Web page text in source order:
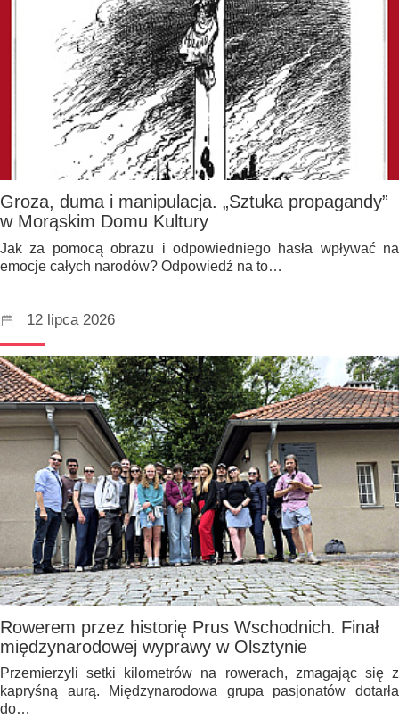
Groza, duma i manipulacja. „Sztuka propagandy”
w Morąskim Domu Kultury
Jak za pomocą obrazu i odpowiedniego hasła wpływać na
emocje całych narodów? Odpowiedź na to…
12 lipca 2026
Rowerem przez historię Prus Wschodnich. Finał
międzynarodowej wyprawy w Olsztynie
Przemierzyli setki kilometrów na rowerach, zmagając się z
kapryśną aurą. Międzynarodowa grupa pasjonatów dotarła
do…